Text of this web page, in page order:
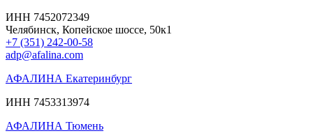
ИНН 7452072349
Челябинск, Копейское шоссе, 50к1
+7 (351) 242-00-58
adp@afalina.com
АФАЛИНА Екатеринбург
ИНН 7453313974
АФАЛИНА Тюмень